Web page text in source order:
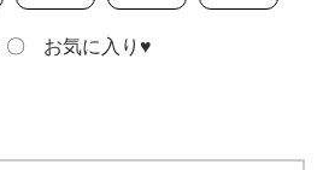
〇 お気に入り ♥